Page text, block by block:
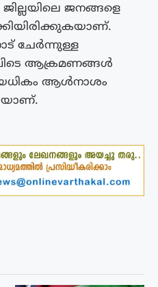
ജനങ്ങളെ
ചേർന്നുള്ള
ആക്രമണങ്ങൾ
ആൾനാശം